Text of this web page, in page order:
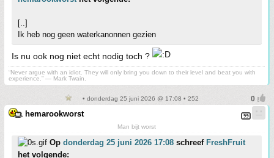
[..]
Ik heb nog geen waterkanonnen gezien
Is nu ook nog niet echt nodig toch ?
“Never argue with an idiot. They will only bring you down to their level and beat you with
experience.” ― Mark Twain.
• donderdag 25 juni 2026 @ 17:08 • 252
hemarookworst
Man bijt worst
Op donderdag 25 juni 2026 17:08 schreef FreshFruit
het volgende: